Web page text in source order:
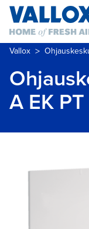
Vallox >
A EK PT